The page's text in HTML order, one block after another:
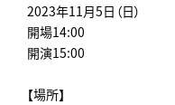
2023年11月5日（日）
開場14:00
開演15:00
【場所】